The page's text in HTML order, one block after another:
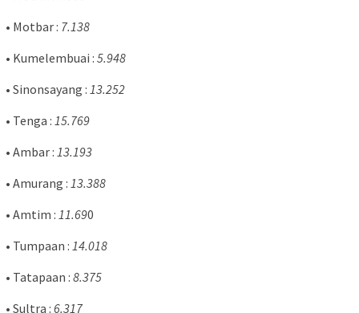
• Motbar : 7.138
• Kumelembuai : 5.948
• Sinonsayang : 13.252
• Tenga : 15.769
• Ambar : 13.193
• Amurang : 13.388
• Amtim : 11.690
• Tumpaan : 14.018
• Tatapaan : 8.375
• Sultra : 6.317